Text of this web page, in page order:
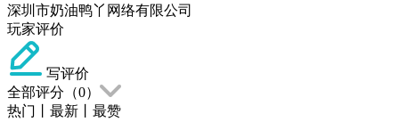
深圳市奶油鸭丫网络有限公司
玩家评价
写评价
全部评分（0）
热门
最新
最赞